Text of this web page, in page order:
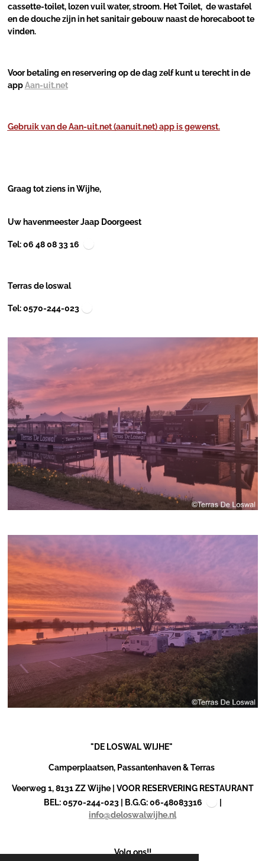
cassette-toilet, lozen vuil water, stroom. Het Toilet, de wastafel
en de douche zijn in het sanitair gebouw naast de horecaboot te
vinden.
Voor betaling en reservering op de dag zelf kunt u terecht in de
appAan-uit.net
Gebruik van deAan-uit.net (aanuit.net)app is gewenst.
Graag tot ziens in Wijhe,
Uw havenmeester Jaap Doorgeest
Tel: 06 48 08 33 16
Terras de loswal
Tel: 0570-244-023
"DE LOSWAL WIJHE"
Camperplaatsen, Passantenhaven & Terras
Veerweg 1, 8131 ZZ Wijhe | VOOR RESERVERING RESTAURANT
BEL: 0570-244-023 | B.G.G: 06-48083316
info@deloswalwijhe.nl
Volg ons!!